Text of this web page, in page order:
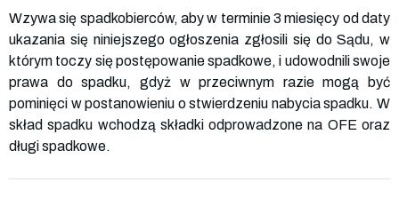
Wzywa się spadkobierców, aby w terminie 3 miesięcy od daty
ukazania się niniejszego ogłoszenia zgłosili się do Sądu, w
którym toczy się postępowanie spadkowe, i udowodnili swoje
prawa do spadku, gdyż w przeciwnym razie mogą być
pominięci w postanowieniu o stwierdzeniu nabycia spadku. W
skład spadku wchodzą składki odprowadzone na OFE oraz
długi spadkowe.